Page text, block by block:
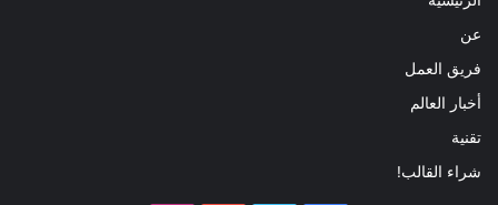
عن
فريق العمل
أخبار العالم
تقنية
شراء القالب!